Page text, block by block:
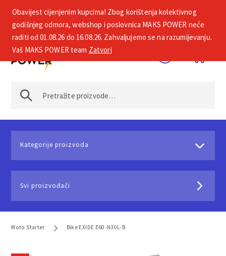
+385 1 2002 575
Kategorije proizvoda
Svi proizvođači
Moto Starter Bike EXIDE E60-N30L-B
Obavijest cijenjenim kupcima! Zbog korištenja kolektivnog
godišnjeg odmora, webshop i poslovnica MAKS POWER neće
raditi od 01.08.26 do 16.08.26. Zahvaljujemo se na razumijevanju.
Vaš MAKS POWER team Zatvori